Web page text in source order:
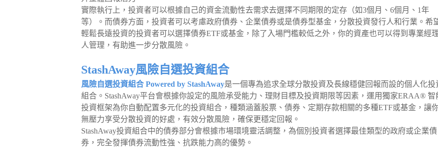
實際執行上，投資者可以根據自己的資金流動性去需求去選擇不同期限的定存（如3個月、6個月、1年
等）。而債券方面，投資者可以考慮政府債券、企業債券或是債券型基金，分散投資發行人和行業。希
輕鬆長遠投資的投資者可以選擇債券ETF或基金，除了入場門檻較低之外，你的資產也可以得到專業經
人管理，有助進一步分散風險。
StashAway風險自選投資組合
風險自選投資組合 Powered by StashAway是一個專為追求全球分散投資及長線穩健回報而設的個人化投
組合。StashAway平台會根據你設定的風險承受能力、理財目標及投資期限等因素，運用獨家ERAA® 智
投資框架為你自動配置多元化的投資組合，種類涵蓋股票、債券、定期存款相關的多種ETF或基金，讓
無壓力享受分散投資的好處，有效分散風險，確保更穩定回報。
StashAway投資組合中的債券部分會根據市場環境靈活調整，為個別投資者選擇最佳類型的政府或企業債
券，完全發揮債券流動性強、抗跌能力高的優勢。